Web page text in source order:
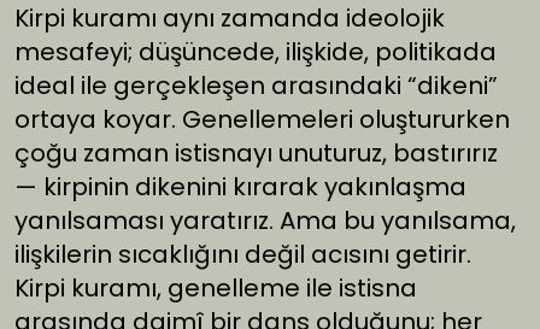
Kirpi kuramı aynı zamanda ideolojik
mesafeyi; düşüncede, ilişkide, politikada
ideal ile gerçekleşen arasındaki “dikeni”
ortaya koyar. Genellemeleri oluştururken
çoğu zaman istisnayı unuturuz, bastırırız
— kirpinin dikenini kırarak yakınlaşma
yanılsaması yaratırız. Ama bu yanılsama,
ilişkilerin sıcaklığını değil acısını getirir.
Kirpi kuramı, genelleme ile istisna
arasında daimî bir dans olduğunu; her